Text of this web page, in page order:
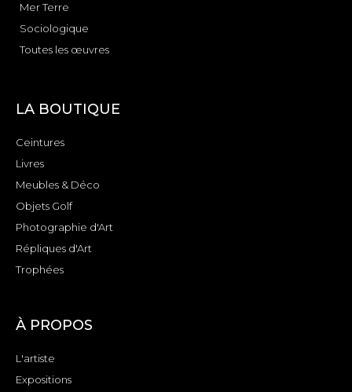
Mer Terre
Sociologique
Toutes les œuvres
LA BOUTIQUE
Ceintures
Livres
Meubles & Déco
Objets Golf
Photographie d'Art
Répliques d'Art
Trophées
À PROPOS
L'artiste
Expositions